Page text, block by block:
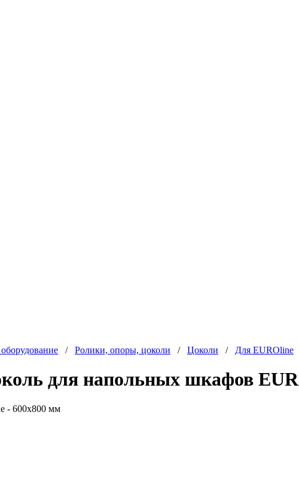
/ Ролики, опоры, цоколи / Цоколи / Для EUROline
для напольных шкафов